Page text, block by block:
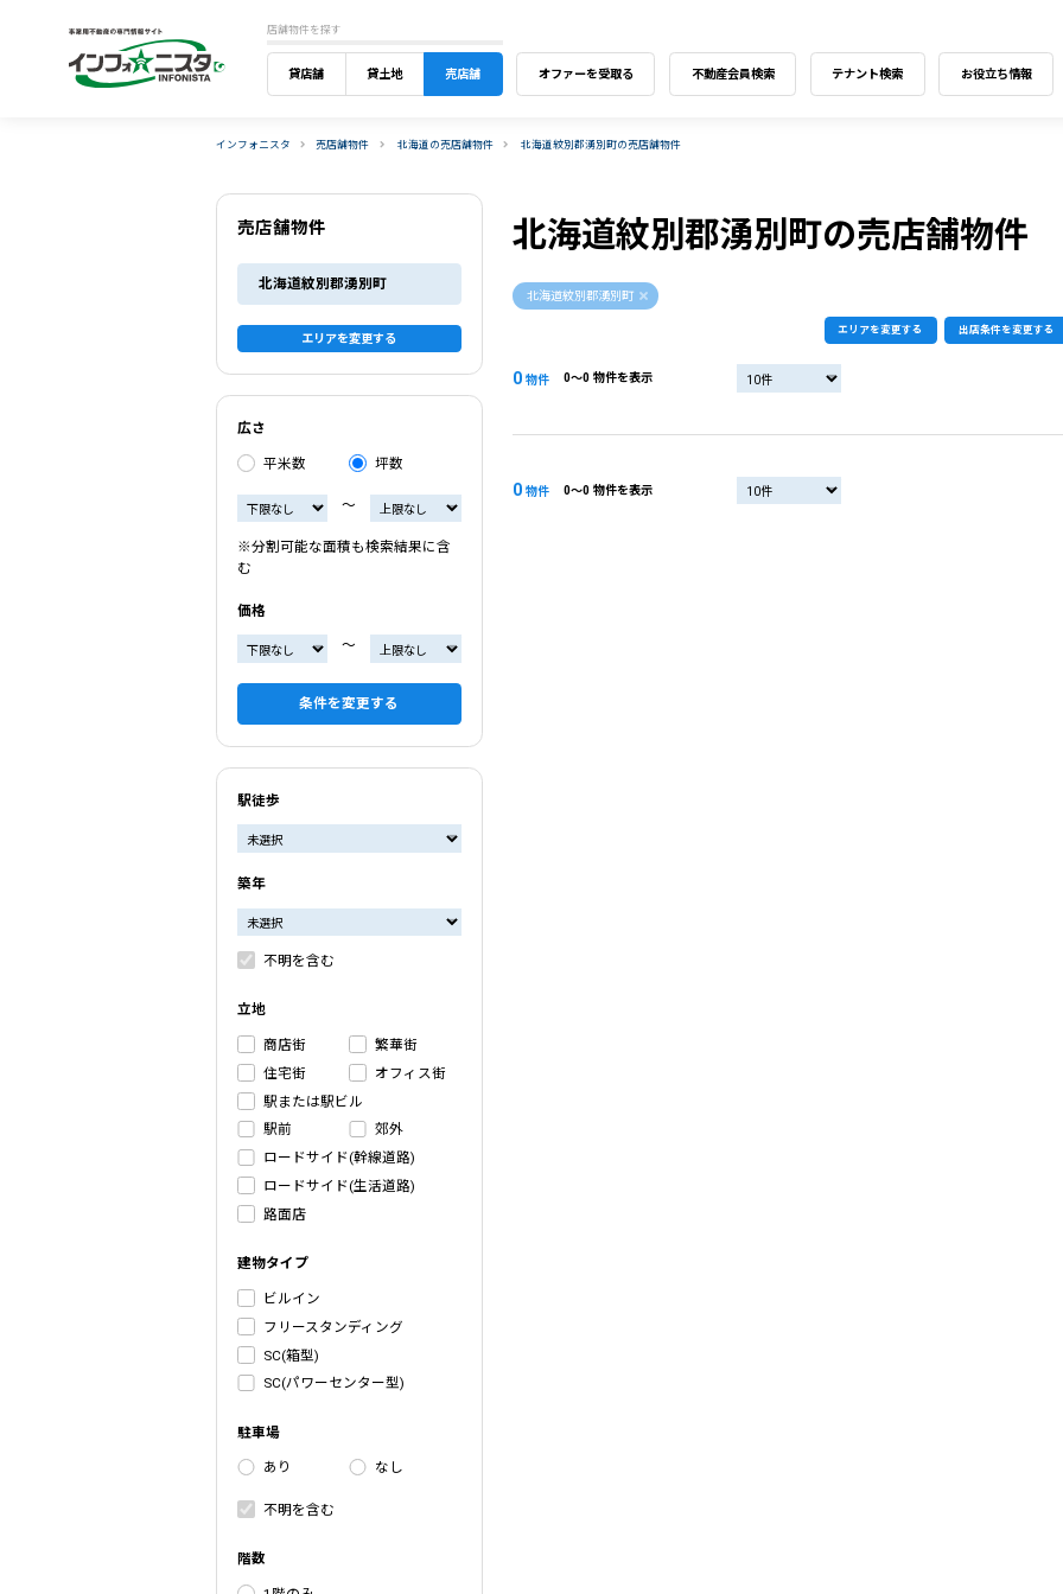
店舗物件を探す
貸店舗 貸土地 売店舗 オファーを受取る 不動産会員検索 テナント検索 お役立ち情報
インフォニスタ 売店舗物件 北海道の売店舗物件 北海道紋別郡湧別町の売店舗物件
北海道紋別郡湧別町の売店舗物件
北海道紋別郡湧別町
エリアを変更する 出店条件を変更する
0物件 0〜0 物件を表示
0物件 0〜0 物件を表示
売店舗物件
北海道紋別郡湧別町
エリアを変更する
広さ
平米数 坪数
〜
※分割可能な面積も検索結果に含
む
価格
〜
条件を変更する
駅徒歩
築年
不明を含む
立地
商店街
繁華街
住宅街
オフィス街
駅または駅ビル
駅前
郊外
ロードサイド(幹線道路)
ロードサイド(生活道路)
路面店
建物タイプ
ビルイン
フリースタンディング
SC(箱型)
SC(パワーセンター型)
駐車場
あり なし
不明を含む
階数